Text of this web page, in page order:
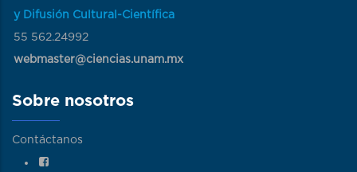
y Difusión Cultural-Científica
55 562.24992
webmaster@ciencias.unam.mx
Sobre nosotros
Contáctanos